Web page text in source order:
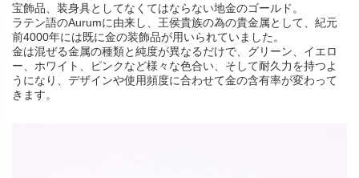
宝飾品、装身具としてなくてはならない地金のゴールド。
ラテン語のAurumに由来し、王侯貴族の為の貴金属として、紀元
前4000年には既に金の装飾品が用いられていました。
金は混ぜる金属の種類と純度が異なるだけで、グリーン、イエロ
ー、ホワイト、ピンクなど様々な色合い、そして耐久力を持つよ
うになり、デザインや使用頻度に合わせて金の含有率が変わって
きます。